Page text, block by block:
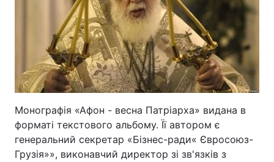
Тема оформлення
Монографія «Афон - весна Патріарха» видана в
форматі текстового альбому. Її автором є
генеральний секретар «Бізнес-ради« Євросоюз-
Грузія»», виконавчий директор зі зв'язків з